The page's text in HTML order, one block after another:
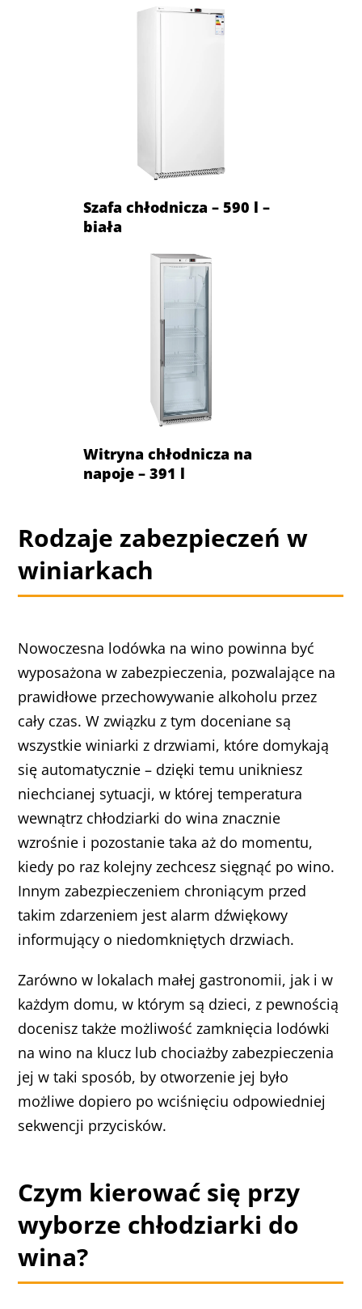
Szafa chłodnicza – 590 l –
biała
Witryna chłodnicza na
napoje – 391 l
Rodzaje zabezpieczeń w
winiarkach
Nowoczesna lodówka na wino powinna być
wyposażona w zabezpieczenia, pozwalające na
prawidłowe przechowywanie alkoholu przez
cały czas. W związku z tym doceniane są
wszystkie winiarki z drzwiami, które domykają
się automatycznie – dzięki temu unikniesz
niechcianej sytuacji, w której temperatura
wewnątrz chłodziarki do wina znacznie
wzrośnie i pozostanie taka aż do momentu,
kiedy po raz kolejny zechcesz sięgnąć po wino.
Innym zabezpieczeniem chroniącym przed
takim zdarzeniem jest alarm dźwiękowy
informujący o niedomkniętych drzwiach.
Zarówno w lokalach małej gastronomii, jak i w
każdym domu, w którym są dzieci, z pewnością
docenisz także możliwość zamknięcia lodówki
na wino na klucz lub chociażby zabezpieczenia
jej w taki sposób, by otworzenie jej było
możliwe dopiero po wciśnięciu odpowiedniej
sekwencji przycisków.
Czym kierować się przy
wyborze chłodziarki do
wina?